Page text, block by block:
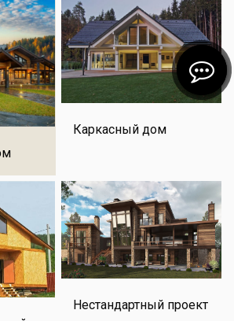
Каркасный дом
Нестандартный проект